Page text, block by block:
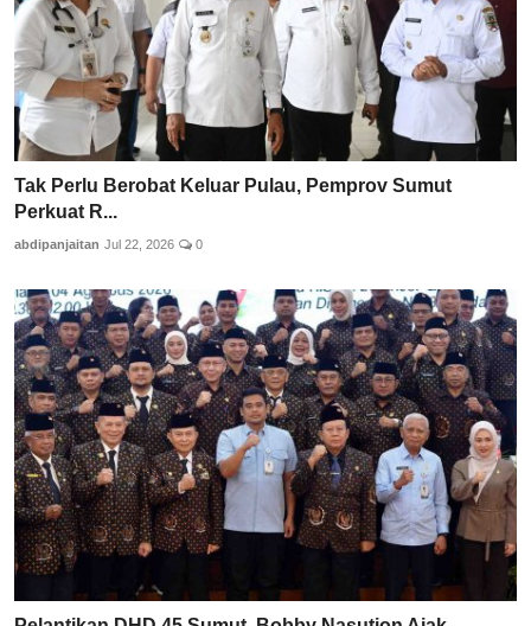
Tak Perlu Berobat Keluar Pulau, Pemprov Sumut
Perkuat R...
abdipanjaitan Jul 22, 2026 0